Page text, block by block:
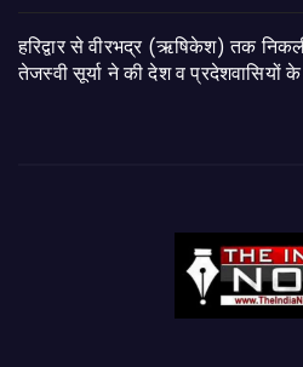
​हरिद्वार से वीरभद्र (ऋषिकेश) तक
तेजस्वी सूर्या ने की देश व प्रदेशवासियों